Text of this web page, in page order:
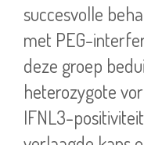
succesvolle
met PEG-
deze groep
heterozygote
IFNL3-